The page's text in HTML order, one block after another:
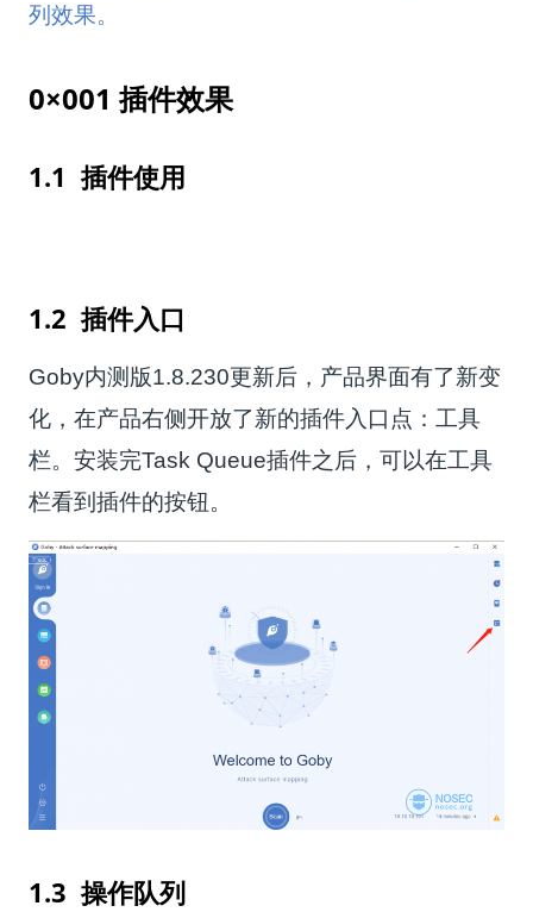
列效果。
0×001 插件效果
1.1 插件使用
1.2 插件入口
Goby内测版1.8.230更新后，产品界面有了新变
化，在产品右侧开放了新的插件入口点：工具
栏。安装完Task Queue插件之后，可以在工具
栏看到插件的按钮。
1.3 操作队列